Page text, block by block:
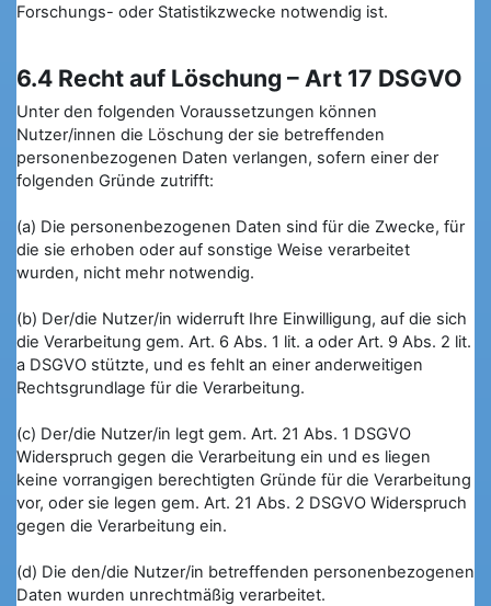
Forschungs- oder Statistikzwecke notwendig ist.
6.4 Recht auf Löschung – Art 17 DSGVO
Unter den folgenden Voraussetzungen können
Nutzer/innen die Löschung der sie betreffenden
personenbezogenen Daten verlangen, sofern einer der
folgenden Gründe zutrifft:
(a) Die personenbezogenen Daten sind für die Zwecke, für
die sie erhoben oder auf sonstige Weise verarbeitet
wurden, nicht mehr notwendig.
(b) Der/die Nutzer/in widerruft Ihre Einwilligung, auf die sich
die Verarbeitung gem. Art. 6 Abs. 1 lit. a oder Art. 9 Abs. 2 lit.
a DSGVO stützte, und es fehlt an einer anderweitigen
Rechtsgrundlage für die Verarbeitung.
(c) Der/die Nutzer/in legt gem. Art. 21 Abs. 1 DSGVO
Widerspruch gegen die Verarbeitung ein und es liegen
keine vorrangigen berechtigten Gründe für die Verarbeitung
vor, oder sie legen gem. Art. 21 Abs. 2 DSGVO Widerspruch
gegen die Verarbeitung ein.
(d) Die den/die Nutzer/in betreffenden personenbezogenen
Daten wurden unrechtmäßig verarbeitet.